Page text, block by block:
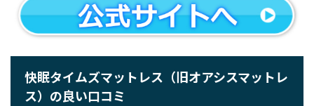
快眠タイムズマットレス（旧オアシスマットレ
ス）の良い口コミ